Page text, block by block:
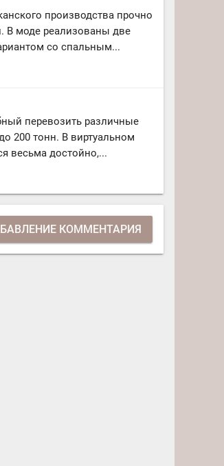
производства прочно
В моде реализованы две
со спальным...
перевозить различные
200 тонн. В виртуальном
весьма достойно,...
КОММЕНТАРИЯ